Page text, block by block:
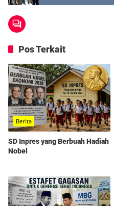
Pos Terkait
Berita
SD Inpres yang Berbuah Hadiah
Nobel